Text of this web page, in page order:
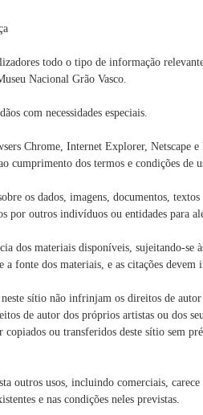
todo o tipo de informação
Nacional Grão Vasco.
com necessidades especiais.
Chrome, Internet Explorer, Netscape e
dos termos e condições de
os dados, imagens, documentos,
por outros indivíduos ou entidades para
dos materiais disponíveis, sujeitando-se
fonte dos materiais, e as citações
sítio não infrinjam os direitos de
de autor dos próprios artistas ou dos
ou transferidos deste sítio sem
outros usos, incluindo comerciais, carece
e nas condições neles previstas.